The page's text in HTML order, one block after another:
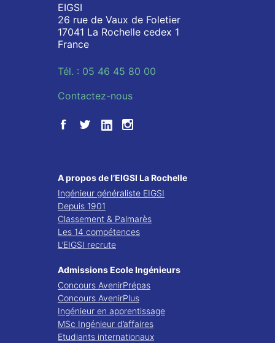
EIGSI
26 rue de Vaux de Foletier
17041 La Rochelle cedex 1
France
Tél. : 05 46 45 80 00
Contactez-nous
A propos de l’EIGSI La Rochelle
Ingénieur généraliste EIGSI
Depuis 1901
Classement & Palmarès
Les 14 compétences
L’EIGSI recrute
Admissions Ecole Ingénieurs
Concours AvenirPrépas
Concours AvenirPlus
Ingénieur en apprentissage
MSc Ingénieur d’affaires
Etudiants internationaux